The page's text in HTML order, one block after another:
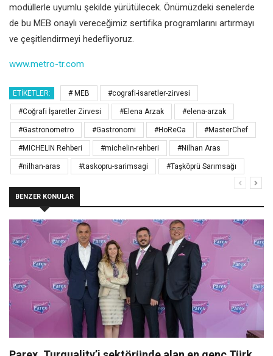
modüllerle uyumlu şekilde yürütülecek. Önümüzdeki senelerde
de bu MEB onaylı vereceğimiz sertifika programlarını artırmayı
ve çeşitlendirmeyi hedefliyoruz.
www.metro-tr.com
ETIKETLER: # MEB #cografi-isaretler-zirvesi
#Coğrafi İşaretler Zirvesi #Elena Arzak #elena-arzak
#Gastronometro #Gastronomi #HoReCa #MasterChef
#MICHELIN Rehberi #michelin-rehberi #Nilhan Aras
#nilhan-aras #taskopru-sarimsagi #Taşköprü Sarımsağı
BENZER KONULAR